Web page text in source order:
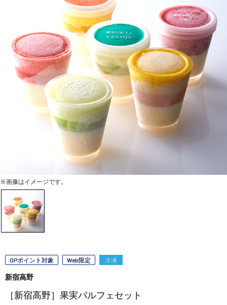
※画像はイメージです。
OPポイント対象 Web限定 冷凍
新宿高野
［新宿高野］果実パルフェセット